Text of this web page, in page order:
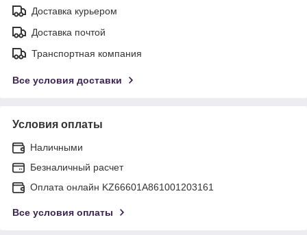
Доставка курьером
Доставка почтой
Транспортная компания
Все условия доставки
Условия оплаты
Наличными
Безналичный расчет
Оплата онлайн KZ66601A861001203161
Все условия оплаты